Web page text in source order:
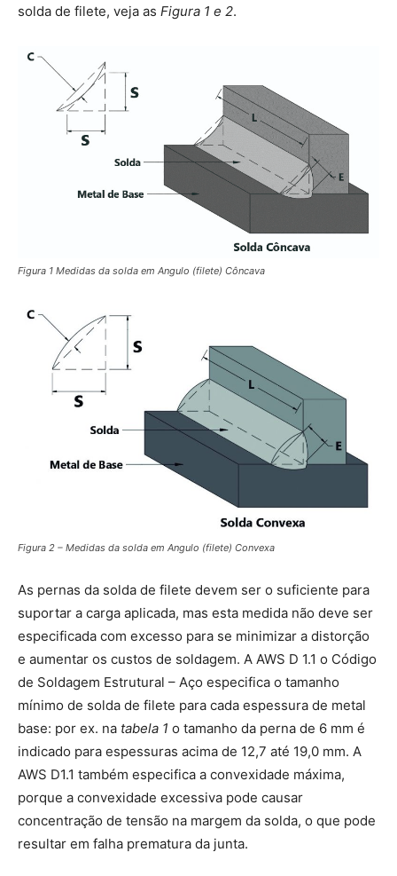
solda de filete, veja as Figura 1 e 2.
Figura 1 Medidas da solda em Angulo (filete) Côncava
Figura 2 – Medidas da solda em Angulo (filete) Convexa
As pernas da solda de filete devem ser o suficiente para
suportar a carga aplicada, mas esta medida não deve ser
especificada com excesso para se minimizar a distorção
e aumentar os custos de soldagem. A AWS D 1.1 o Código
de Soldagem Estrutural – Aço especifica o tamanho
mínimo de solda de filete para cada espessura de metal
base: por ex. na tabela 1 o tamanho da perna de 6 mm é
indicado para espessuras acima de 12,7 até 19,0 mm. A
AWS D1.1 também especifica a convexidade máxima,
porque a convexidade excessiva pode causar
concentração de tensão na margem da solda, o que pode
resultar em falha prematura da junta.